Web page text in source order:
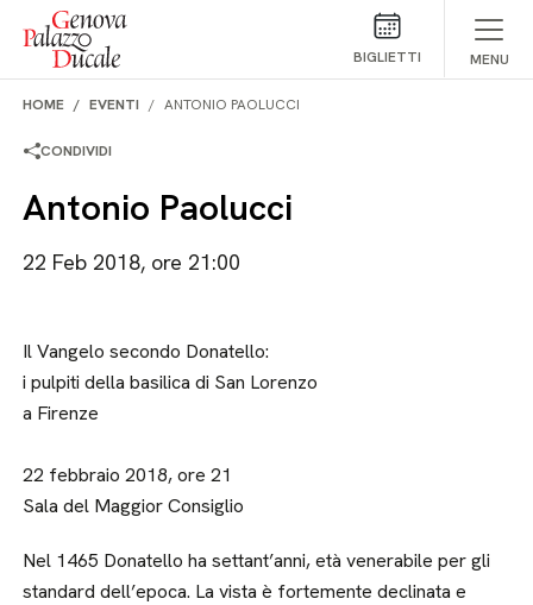
Salta al contenuto
BIGLIETTI MENU
HOME EVENTI ANTONIO PAOLUCCI
CONDIVIDI
Antonio Paolucci
22 Feb 2018, ore 21:00
Il Vangelo secondo Donatello:
i pulpiti della basilica di San Lorenzo
a Firenze
22 febbraio 2018, ore 21
Sala del Maggior Consiglio
Nel 1465 Donatello ha settant’anni, età venerabile per gli
standard dell’epoca. La vista è fortemente declinata e